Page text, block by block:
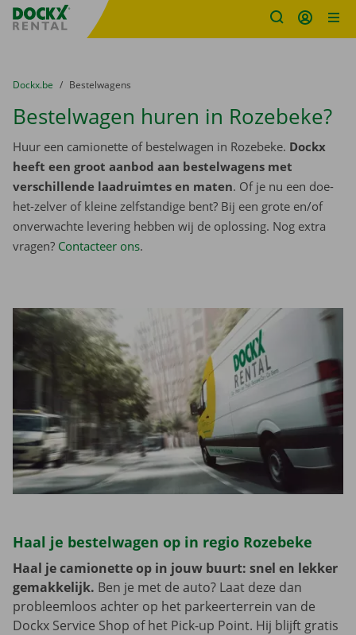
Fratello DEMO
U bevindt zich hier:
van
Dockx.be naar
Bestelwagens
Bestelwagen huren in Rozebeke?
Huur een camionette of bestelwagen in Rozebeke. Dockx
heeft een groot aanbod aan bestelwagens met
verschillende laadruimtes en maten. Of je nu een doe-
het-zelver of kleine zelfstandige bent? Bij een grote en/of
onverwachte levering hebben wij de oplossing. Nog extra
vragen? Contacteer ons.
Haal je bestelwagen op in regio Rozebeke
Haal je camionette op in jouw buurt: snel en lekker
gemakkelijk. Ben je met de auto? Laat deze dan
probleemloos achter op het parkeerterrein van de
Dockx Service Shop of het Pick-up Point. Hij blijft gratis